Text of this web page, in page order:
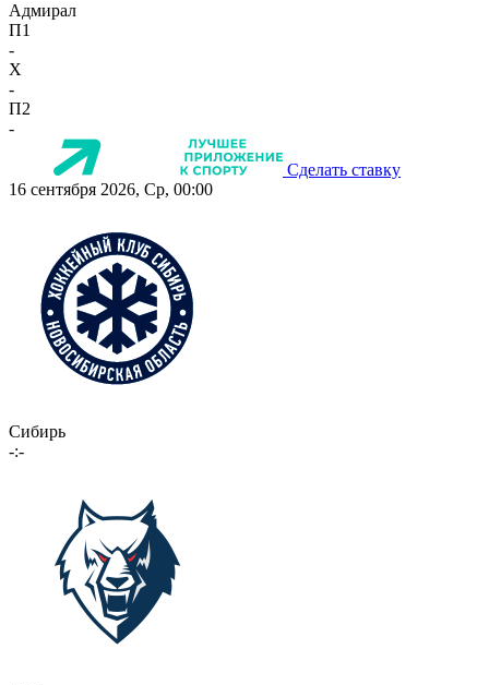
Адмирал
П1
-
X
-
П2
-
Сделать ставку
16 сентября 2026, Ср, 00:00
Сибирь
-:-